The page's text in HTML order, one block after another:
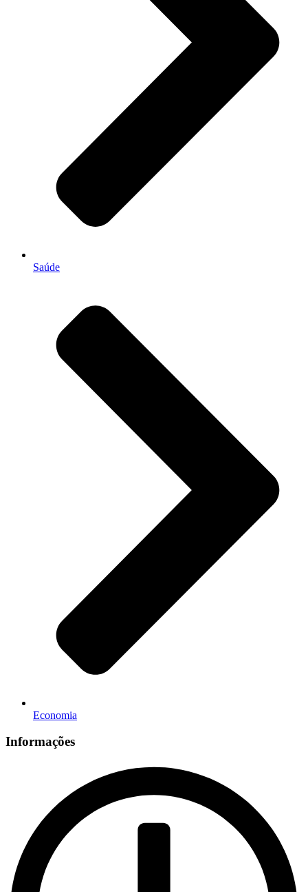
Saúde
Economia
Informações